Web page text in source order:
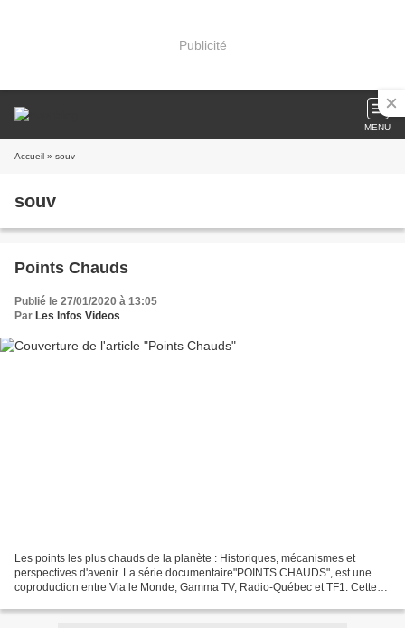
Publicité
MENU
Accueil » souv
souv
Points Chauds
Publié le 27/01/2020 à 13:05
Par Les Infos Videos
Les points les plus chauds de la planète : Historiques, mécanismes et
perspectives d'avenir. La série documentaire"POINTS CHAUDS", est une
coproduction entre Via le Monde, Gamma TV, Radio-Québec et TF1. Cette